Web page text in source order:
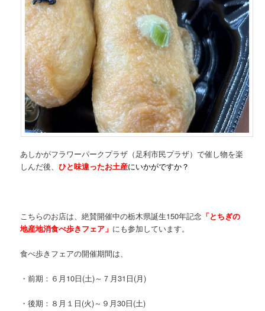
あしかがフラワーパークプラザ（足利市民プラザ）で催し物を楽
しんだ後、ひと味違ったお土産にいかがですか？
こちらのお店は、絶賛開催中の栃木県誕生150年記念 「とちぎの
地産地消食べ歩きフェア」 にも参加しています。
食べ歩きフェアの開催期間は、
・前期：６月10日(土)～７月31日(月)
・後期：８月１日(火)～９月30日(土)